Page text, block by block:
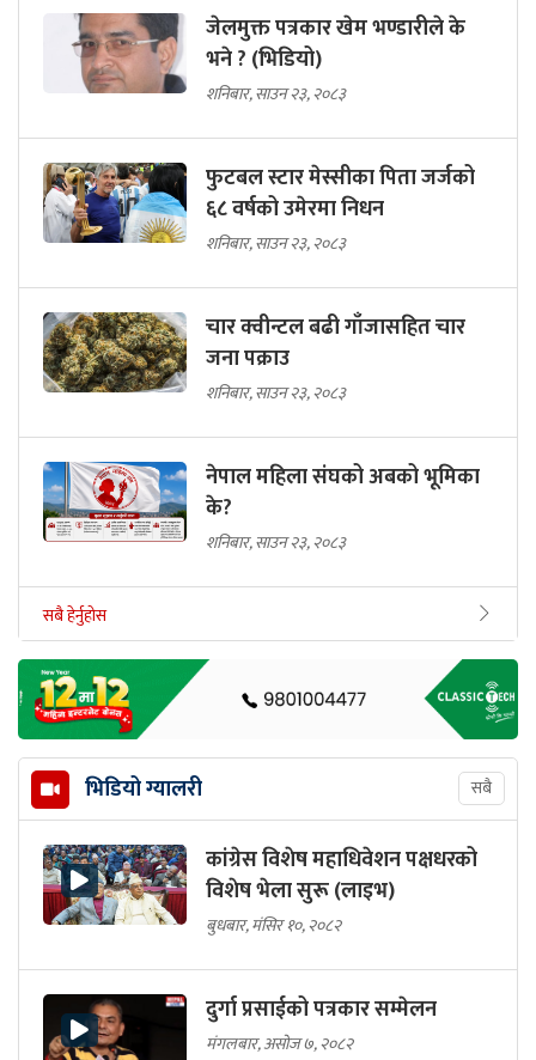
जेलमुक्त पत्रकार खेम भण्डारीले के
भने ? (भिडियो)
शनिबार, साउन २३, २०८३
फुटबल स्टार मेस्सीका पिता जर्जको
६८ वर्षको उमेरमा निधन
शनिबार, साउन २३, २०८३
चार क्वीन्टल बढी गाँजासहित चार
जना पक्राउ
शनिबार, साउन २३, २०८३
नेपाल महिला संघको अबको भूमिका
के?
शनिबार, साउन २३, २०८३
सबै हेर्नुहोस
भिडियो ग्यालरी सबै
कांग्रेस विशेष महाधिवेशन पक्षधरको
विशेष भेला सुरू (लाइभ)
बुधबार, मंसिर १०, २०८२
दुर्गा प्रसाईको पत्रकार सम्मेलन
मंगलबार, असोज ७, २०८२